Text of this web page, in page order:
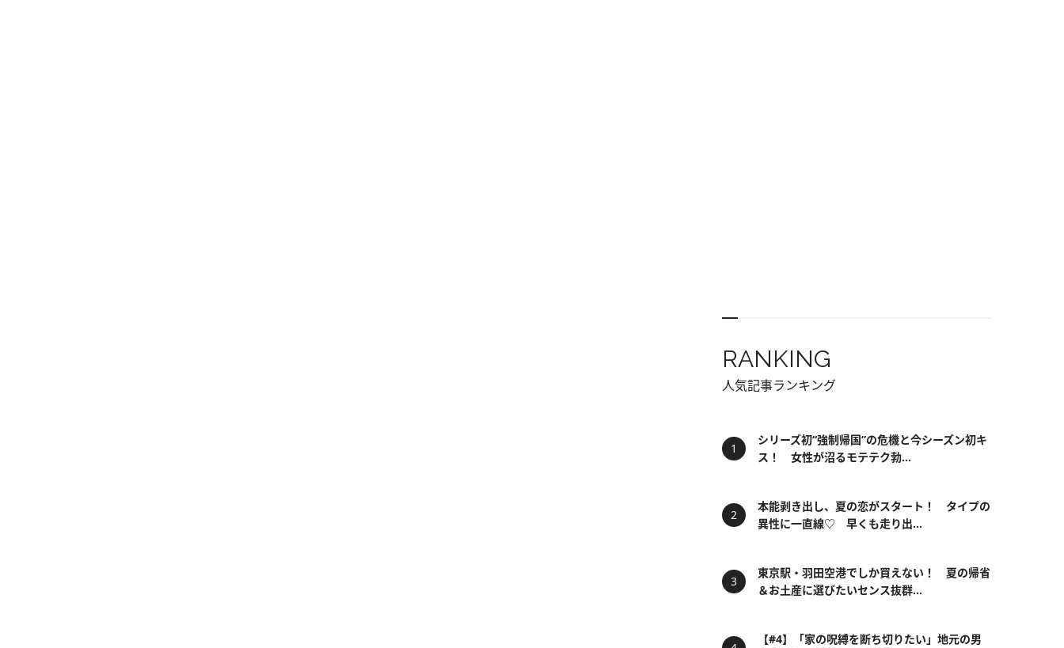
RANKING
人気記事ランキング
シリーズ初“強制帰国”の危機と今シーズン初キ
ス！ 女性が沼るモテテク勃...
本能剥き出し、夏の恋がスタート！ タイプの
異性に一直線♡ 早くも走り出...
東京駅・羽田空港でしか買えない！ 夏の帰省
＆お土産に選びたいセンス抜群...
【#4】「家の呪縛を断ち切りたい」地元の男